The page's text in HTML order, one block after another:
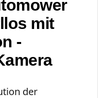
mit
-
der